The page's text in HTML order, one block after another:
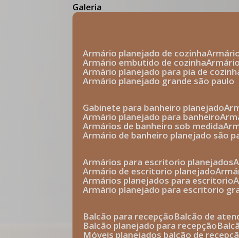
Galeria
armário planejado de cozinha
armário embutido de cozinha
armário planejado para pia de
armário planejado grande são paulo
gabinete para banheiro planejado
armário planejado para banheiro
armários de banheiro sob medida
armário de banheiro planejado são
armários para escritorio planejados
armário de escritorio planejado
armários planejados para escritorio
armário planejado para escritorio
balcão para recepção
balcão de
balcão planejado para recepção
móveis planejados balcão de